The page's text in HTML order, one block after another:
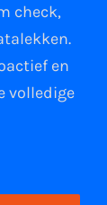
check,
.
en
volledige